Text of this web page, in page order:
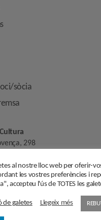
sòcia
298
al nostre lloc web per oferir-
les vostres preferències i
accepteu l'ús de TOTES les
de galetes Llegeix més